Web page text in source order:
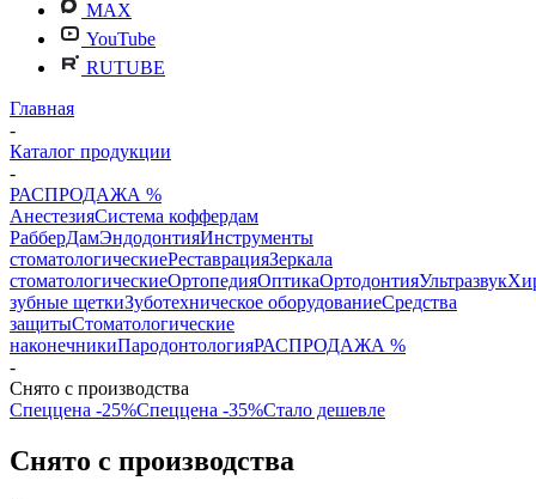
MAX
YouTube
RUTUBE
Главная
-
Каталог продукции
-
РАСПРОДАЖА %
АнестезияСистема коффердам
РабберДамЭндодонтияИнструменты
стоматологическиеРеставрацияЗеркала
стоматологическиеОртопедияОптикаОртодонтияУльтразвук
зубные щеткиЗуботехническое оборудованиеСредства
защитыСтоматологические
наконечникиПародонтологияРАСПРОДАЖА %
-
Снято с производства
Спеццена -25%Спеццена -35%Стало дешевле
Снято с производства